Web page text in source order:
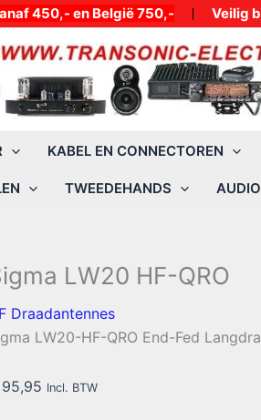
en België 750,- Veilig
KABEL EN CONNECTOREN
TWEEDEHANDS
LW20 HF-QRO
Draadantennes
LW20-HF-QRO End-Fed
95,95 Incl. BTW